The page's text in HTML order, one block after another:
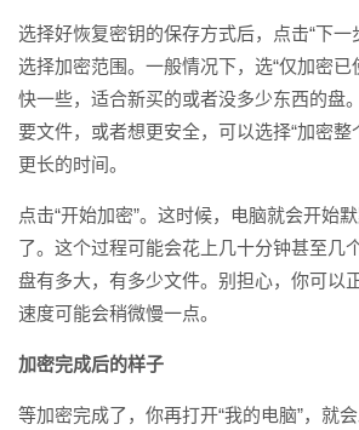
选择好恢复密钥的保存方式后，点击“下一
选择加密范围。一般情况下，选“仅加密已
快一些，适合新买的或者没多少东西的盘
要文件，或者想更安全，可以选择“加密整
更长的时间。
点击“开始加密”。这时候，电脑就会开始
了。这个过程可能会花上几十分钟甚至几
盘有多大，有多少文件。别担心，你可以
速度可能会稍微慢一点。
加密完成后的样子
等加密完成了，你再打开“我的电脑”，就